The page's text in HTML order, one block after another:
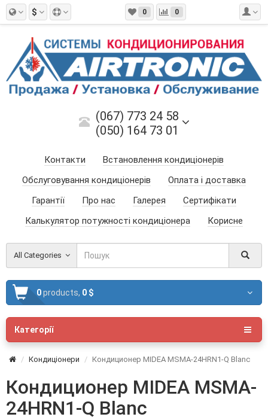
$ 0 0
(067) 773 24 58
(050) 164 73 01
Контакти
Встановлення кондиціонерів
Обслуговування кондиціонерів
Оплата і доставка
Гарантії
Про нас Галерея
Сертифікати
Калькулятор потужності кондиціонера
Корисне
All Categories
0products, 0 $
Категорії
Кондиціонери Кондиционер MIDEA MSMA-24HRN1-Q Blanc
Кондиционер MIDEA MSMA-
24HRN1-Q Blanc